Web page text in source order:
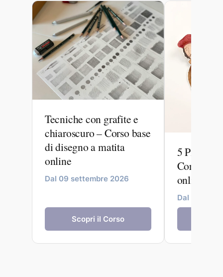
Tecniche con grafite e
chiaroscuro – Corso base
di disegno a matita
online
Dal 09 settembre 2026
Scopri il Corso
5 Pittori
Corso di
online
Dal 24